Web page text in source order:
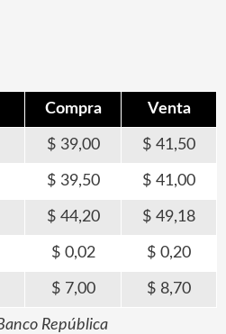
Compra Venta
39,00 41,50
39,50 41,00
44,20 49,18
0,02 0,20
7,00 8,70
República